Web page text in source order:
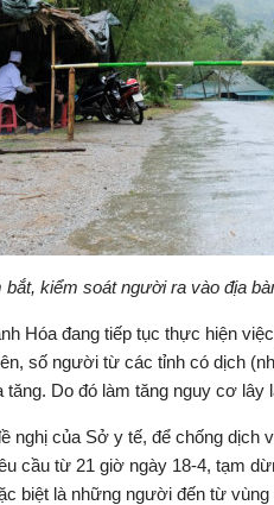
kiểm soát người ra vào địa
Hóa đang tiếp tục thực hiện
số người từ các tỉnh có dịch
Do đó làm tăng nguy cơ lây
nghị của Sở y tế, để chống dịch
cầu từ 21 giờ ngày 18-4, tạm
biệt là những người đến từ